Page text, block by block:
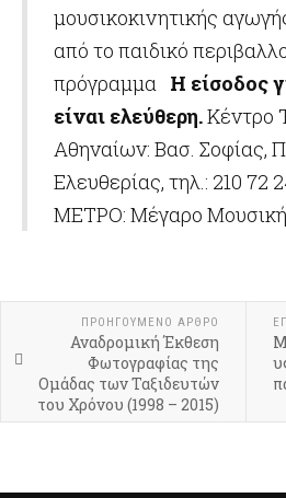
μουσικοκινητικής
από το παιδικό
πρόγραμμα Η είσοδος
είναι ελεύθερη.Κέντρο
Αθηναίων: Βασ. Σοφίας,
Ελευθερίας, τηλ.: 210 72
ΜΕΤΡΟ: Μέγαρο
ΠΡΟΗΓΟΎΜΕΝΟ ΆΡΘΡΟ
Αναδρομική Έκθεση
Φωτογραφίας της
Ομάδας των Ταξιδευτών
του Χρόνου (1998 – 2015)